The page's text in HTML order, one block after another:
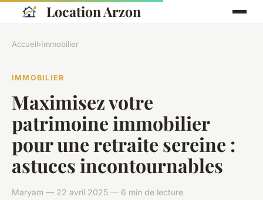
Location Arzon
Accueil›Immobilier
IMMOBILIER
Maximisez votre
patrimoine immobilier
pour une retraite sereine :
astuces incontournables
Maryam — 22 avril 2025 — 6 min de lecture